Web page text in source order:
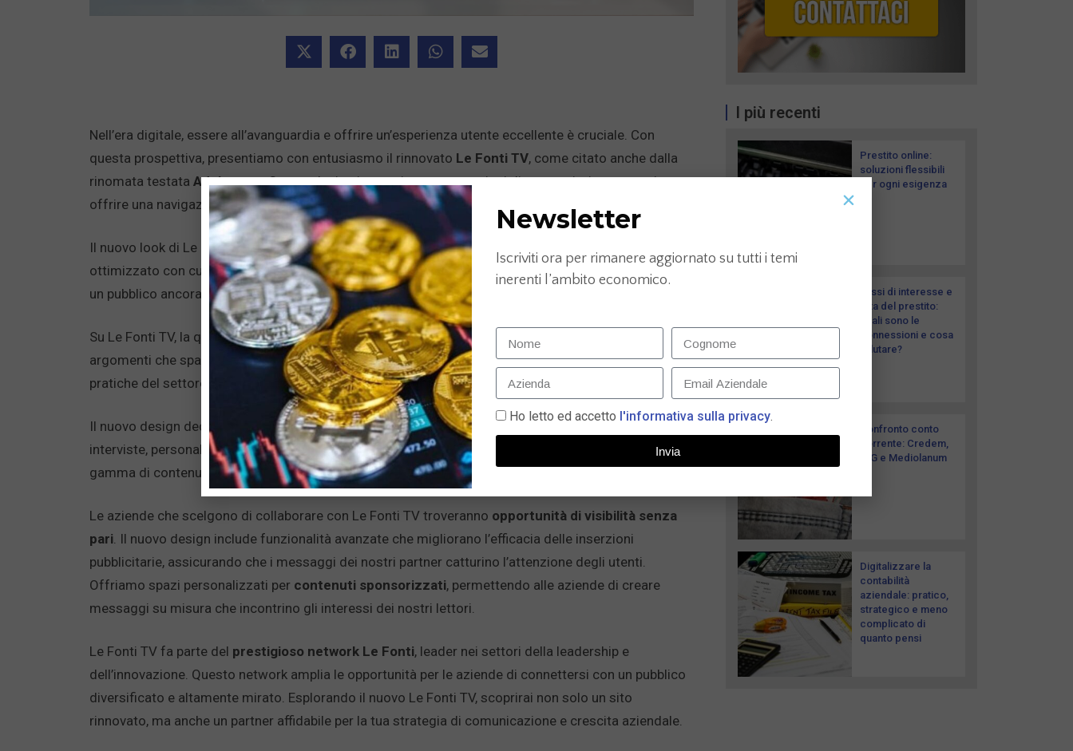
Nell’era digitale, essere all’avanguardia e offrire un’esperienza utente eccellente è cruciale. Con
questa prospettiva, presentiamo con entusiasmo il rinnovato Le Fonti TV, come citato anche dalla
rinomata testata Adnkronos. Con un design innovativo e numerosi miglioramenti, siamo pronti a
offrire una navigazione unica e vantaggi esclusivi ai nostri utenti e partner.
Il nuovo look di Le Fonti TV riflette il nostro costante impegno verso l’eccellenza. Il sito è stato
ottimizzato con cura per migliorare lavisibilità sui motori di ricerca
, permettendoci di raggiungere
un pubblico ancora più vasto e offrire una piattaforma di altissimo livello per i nostri contenuti.
Su Le Fonti TV, la qualità dei contenuti è fondamentale. Creati da esperti e giornalisti, trattiamo
argomenti che spaziano dall’economia alla finanza, dai consigli per gli investimenti alle migliori
pratiche del settore.
Il nuovo design dedica ampio spazio aicontenuti multimediali, come podcast esclusivi e video-
interviste, personalizzabili per soddisfare le esigenze specifiche dei nostri partner. La nostra vasta
gamma di contenuti garantisce che ogni visitatore trovi informazioni approfondite e di valore.
Le aziende che scelgono di collaborare con Le Fonti TV troveranno opportunità di visibilità senza
pari . Il nuovo design include funzionalità avanzate che migliorano l’efficacia delle inserzioni
pubblicitarie, assicurando che i messaggi dei nostri partner catturino l’attenzione degli utenti.
Offriamo spazi personalizzati per contenuti sponsorizzati, permettendo alle aziende di creare
messaggi su misura che incontrino gli interessi dei nostri lettori.
Le Fonti TV fa parte del prestigioso network Le Fonti, leader nei settori della leadership e
dell’innovazione. Questo network amplia le opportunità per le aziende di connettersi con un pubblico
diversificato e altamente mirato. Esplorando il nuovo Le Fonti TV, scoprirai non solo un sito
rinnovato, ma anche un partner affidabile per la tua strategia di comunicazione e crescita aziendale.
I più recenti
Prestito online:
soluzioni flessibili
per ogni esigenza
Tassi di interesse e
rata del prestito:
quali sono le
connessioni e cosa
valutare?
Confronto conto
corrente: Credem,
ING e Mediolanum
Digitalizzare la
contabilità
aziendale: pratico,
strategico e meno
complicato di
quanto pensi
Newsletter
Iscriviti ora per rimanere aggiornato su tutti i temi
inerenti l’ambito economico.
Ho letto ed accetto l'informativa sulla privacy.
Invia